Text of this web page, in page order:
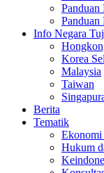
Panduan
Panduan
Info Negara
Korea
Malaysia
Taiwan
Berita
Tematik
Ekonomi
Hukum